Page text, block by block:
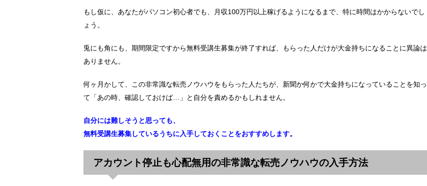
もし仮に、あなたがパソコン初心者でも、月収100万円以上稼げるようになるまで、特に時間はかからないでし
ょう。
兎にも角にも、期間限定ですから無料受講生募集が終了すれば、もらった人だけが大金持ちになることに異論は
ありません。
何ヶ月かして、この非常識な転売ノウハウをもらった人たちが、新聞か何かで大金持ちになっていることを知っ
て「あの時、確認しておけば…」と自分を責めるかもしれません。
自分には難しそうと思っても、
無料受講生募集しているうちに入手しておくことをおすすめします。
アカウント停止も心配無用の非常識な転売ノウハウの入手方法